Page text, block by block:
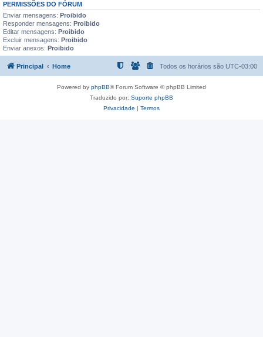
PERMISSÕES DO FÓRUM
Enviar mensagens: Proibido
Responder mensagens: Proibido
Editar mensagens: Proibido
Excluir mensagens: Proibido
Enviar anexos: Proibido
Principal Home Todos os horários são UTC-03:00
Powered by phpBB® Forum Software © phpBB Limited
Traduzido por: Suporte phpBB
Privacidade | Termos